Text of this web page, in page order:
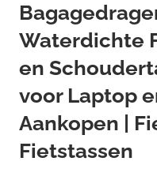
Bagagedrager
Waterdichte
en
voor Laptop
Aankopen |
Fietstassen